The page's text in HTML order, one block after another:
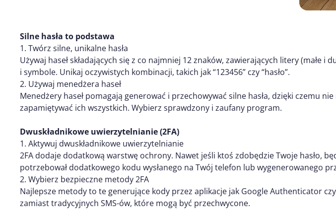
Silne hasła to podstawa
1. Twórz silne, unikalne hasła
Używaj haseł składających się z co najmniej 12 znaków, zawierających litery (małe i
i symbole. Unikaj oczywistych kombinacji, takich jak “123456” czy “hasło”.
2. Używaj menedżera haseł
Menedżery haseł pomagają generować i przechowywać silne hasła, dzięki czemu
zapamiętywać ich wszystkich. Wybierz sprawdzony i zaufany program.
Dwuskładnikowe uwierzytelnianie (2FA)
1. Aktywuj dwuskładnikowe uwierzytelnianie
2FA dodaje dodatkową warstwę ochrony. Nawet jeśli ktoś zdobędzie Twoje hasło,
potrzebował dodatkowego kodu wysłanego na Twój telefon lub wygenerowanego
2. Wybierz bezpieczne metody 2FA
Najlepsze metody to te generujące kody przez aplikacje jak Google Authenticator
zamiast tradycyjnych SMS-ów, które mogą być przechwycone.